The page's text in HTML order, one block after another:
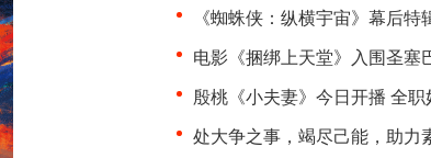
《蜘蛛侠：纵横宇宙》幕后特辑 制片人“
电影《捆绑上天堂》入围圣塞巴斯蒂安及多
殷桃《小夫妻》今日开播 全职妈妈转型
处大争之事，竭尽己能，助力素养教育之